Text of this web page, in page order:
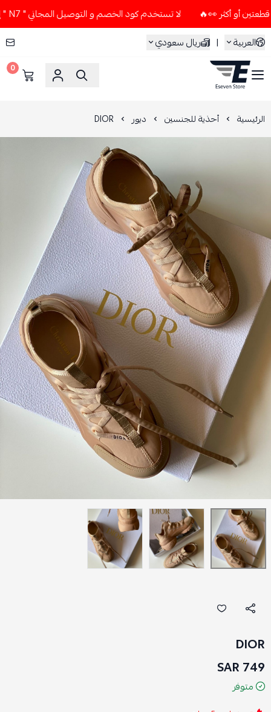
لا تستخدم كود الخصم و التوصيل المجاني " N7 " إلا إذا طلبت قطعتين أو أكثر 👀🔥
العربية
| ريال سعودي
ESEVEN STORE
0
الرئيسية أحذية للجنسين ديور DIOR
DIOR
749 SAR
متوفر